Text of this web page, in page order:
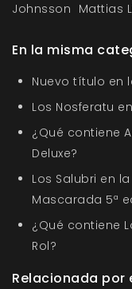
Johnsson Mattias
En la misma
Nuevo título en
Los Nosferatu
¿Qué contiene
Deluxe?
Los Salubri en
Mascarada 5ª
¿Qué contiene
Rol?
Relacionada por